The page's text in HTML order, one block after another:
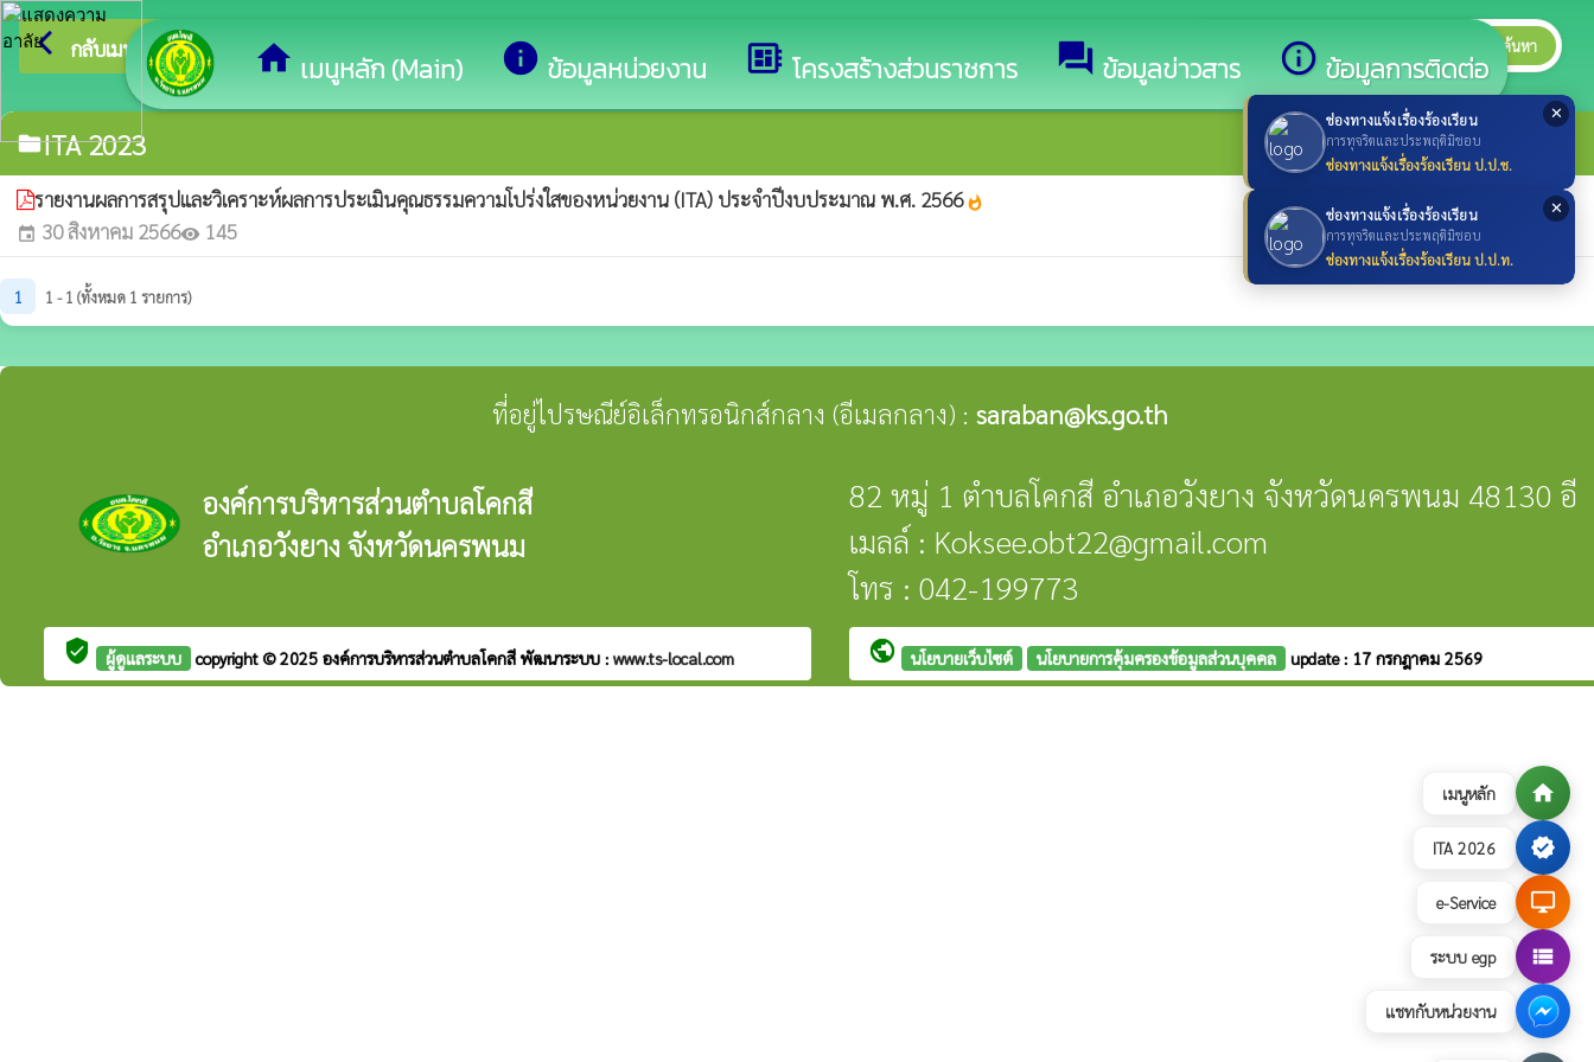
เมนูหลัก home
ITA 2026 verified
e-Service desktop_windows
ระบบ egp view_list
แชทกับหน่วยงาน
✕
ช่องทางแจ้งเรื่องร้องเรียน
การทุจริตและประพฤติมิชอบ
ช่องทางแจ้งเรื่องร้องเรียน ป.ป.ช.
✕
ช่องทางแจ้งเรื่องร้องเรียน
การทุจริตและประพฤติมิชอบ
ช่องทางแจ้งเรื่องร้องเรียน ป.ป.ท.
home เมนูหลัก (Main) info ข้อมูลหน่วยงาน developer_board โครงสร้างส่วนราชการ forum ข้อมูลข่าวสาร info_outline ข้อมูลการติดต่อ
arrow_back_ios กลับเมนูหลัก ยินดีต้อนรับสู่เว็บไซต์ของ องค์การบริหารส่วนตำบลโคกสี ค้นหา
folderITA 2023
รายงานผลการสรุปและวิเคราะห์ผลการประเมินคุณธรรมความโปร่งใสของหน่วยงาน (ITA) ประจำปีงบประมาณ พ.ศ. 2566whatshot
event 30 สิงหาคม 2566visibility 145
1 1 - 1 (ทั้งหมด 1 รายการ)
ที่อยู่ไปรษณีย์อิเล็กทรอนิกส์กลาง (อีเมลกลาง) : saraban@ks.go.th
องค์การบริหารส่วนตำบลโคกสี
อำเภอวังยาง จังหวัดนครพนม
82 หมู่ 1 ตำบลโคกสี อำเภอวังยาง จังหวัดนครพนม 48130 อี
เมลล์ : Koksee.obt22@gmail.com
โทร : 042-199773
verified_user ผู้ดูแลระบบ copyright © 2025 องค์การบริหารส่วนตำบลโคกสี พัฒนาระบบ : www.ts-local.com public นโยบายเว็บไซต์ นโยบายการคุ้มครองข้อมูลส่วนบุคคล update : 17 กรกฎาคม 2569